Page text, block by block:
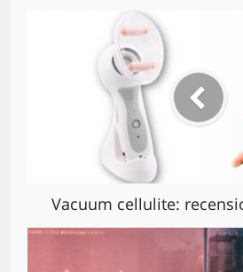
Vacuum cellulite: